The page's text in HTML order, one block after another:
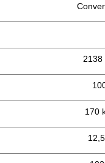
2138
170